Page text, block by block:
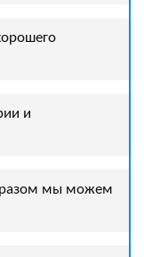
и
мы можем